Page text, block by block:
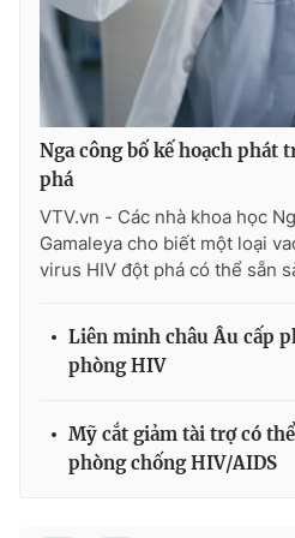
THỜI BÁO VTV
Theo dõi báo trên
Cơ quan báo chí:Thời báo VTV
Giấy phép hoạt động báo in và
Tổng Biên tập:Vũ Thanh Thủy
Phó Tổng Biên tập:Nguyễn Thị Mỹ
Nga công bố kế hoạch phát
phá
VTV.vn - Các nhà khoa học
Gamaleya cho biết một loại
virus HIV đột phá có thể sẵn
Liên minh châu Âu cấp
phòng HIV
Mỹ cắt giảm tài trợ có
phòng chống HIV/AIDS